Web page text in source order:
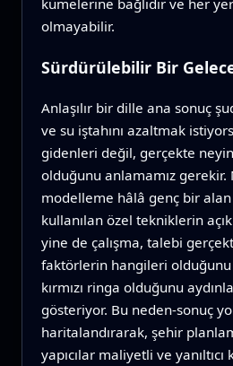
kümelerine bağlıdır ve her
olmayabilir.
Sürdürülebilir Bir
Anlaşılır bir dille ana sonuç
ve su iştahını azaltmak
gidenleri değil, gerçekte
olduğunu anlamamız gerekir.
modelleme hâlâ genç bir
kullanılan özel tekniklerin açık
yine de çalışma, talebi
faktörlerin hangileri
kırmızı ringa olduğunu
gösteriyor. Bu neden-sonuç
haritalandırarak, şehir
yapıcılar maliyetli ve